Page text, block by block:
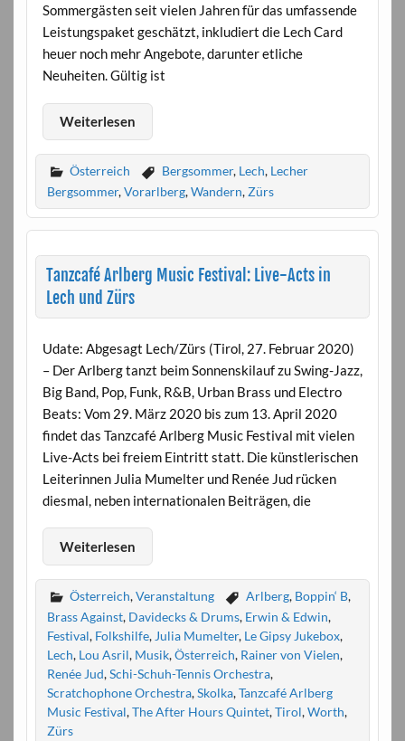
Sommergästen seit vielen Jahren für das umfassende
Leistungspaket geschätzt, inkludiert die Lech Card
heuer noch mehr Angebote, darunter etliche
Neuheiten. Gültig ist
Weiterlesen
Österreich Bergsommer, Lech, Lecher
Bergsommer,Vorarlberg,Wandern,Zürs
Tanzcafé Arlberg Music Festival: Live-Acts in
Lech und Zürs
Udate: Abgesagt Lech/Zürs (Tirol, 27. Februar 2020)
– Der Arlberg tanzt beim Sonnenskilauf zu Swing-Jazz,
Big Band, Pop, Funk, R&B, Urban Brass und Electro
Beats: Vom 29. März 2020 bis zum 13. April 2020
findet das Tanzcafé Arlberg Music Festival mit vielen
Live-Acts bei freiem Eintritt statt. Die künstlerischen
Leiterinnen Julia Mumelter und Renée Jud rücken
diesmal, neben internationalen Beiträgen, die
Weiterlesen
Österreich,Veranstaltung Arlberg, Boppin‘ B,
Brass Against, Davidecks & Drums, Erwin & Edwin,
Festival, Folkshilfe,Julia Mumelter, Le Gipsy Jukebox,
Lech, Lou Asril, Musik,Österreich, Rainer von Vielen,
Renée Jud,Schi-Schuh-Tennis Orchestra,
Scratchophone Orchestra,Skolka,Tanzcafé Arlberg
Music Festival,The After Hours Quintet,Tirol,Worth,
Zürs